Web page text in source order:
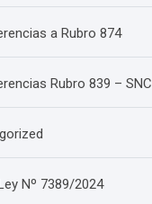
a Rubro 874
Rubro 839 – SNC
Nº 7389/2024